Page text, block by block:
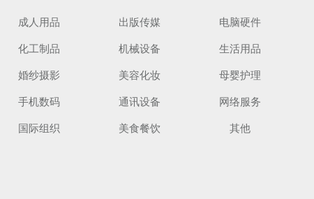
成人用品 出版传媒
电脑硬件
化工制品 机械设备
生活用品
婚纱摄影 美容化妆
母婴护理
手机数码 通讯设备
网络服务
国际组织 美食餐饮 其他